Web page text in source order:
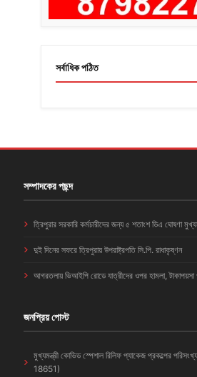
সর্বাধিক পঠিত
সম্পাদকের পছন্দ
ত্রিপুরার সরকারি কর্মচারীদের জন্য ৫ শতাংশ ডিএ ঘোষণা
দুই দিনের সফরে ত্রিপুরায় উপরাষ্ট্রপতি সি.পি. রাধাকৃষ্ণন
আগরতলায় ভিআইপি রোডে যাত্রীদের ওপর হামলা,
জনপ্রিয় পোস্ট
মুখ্যমন্ত্রী কোভিড স্পেশাল রিলিফ প্যাকেজ প্রকল্পের
18651)